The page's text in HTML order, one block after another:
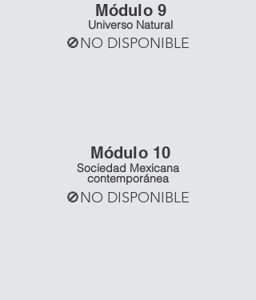
Módulo 9
Universo Natural
🚫NO DISPONIBLE
Sociedad Mexicana
contemporánea
🚫NO DISPONIBLE
Módulo 10